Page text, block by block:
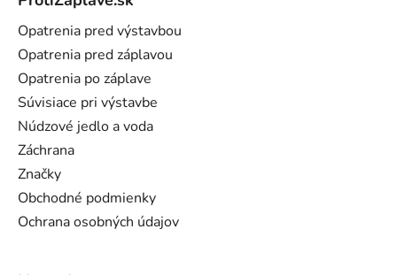
Opatrenia pred výstavbou
Opatrenia pred záplavou
Opatrenia po záplave
Súvisiace pri výstavbe
Núdzové jedlo a voda
Záchrana
Značky
Obchodné podmienky
Ochrana osobných údajov